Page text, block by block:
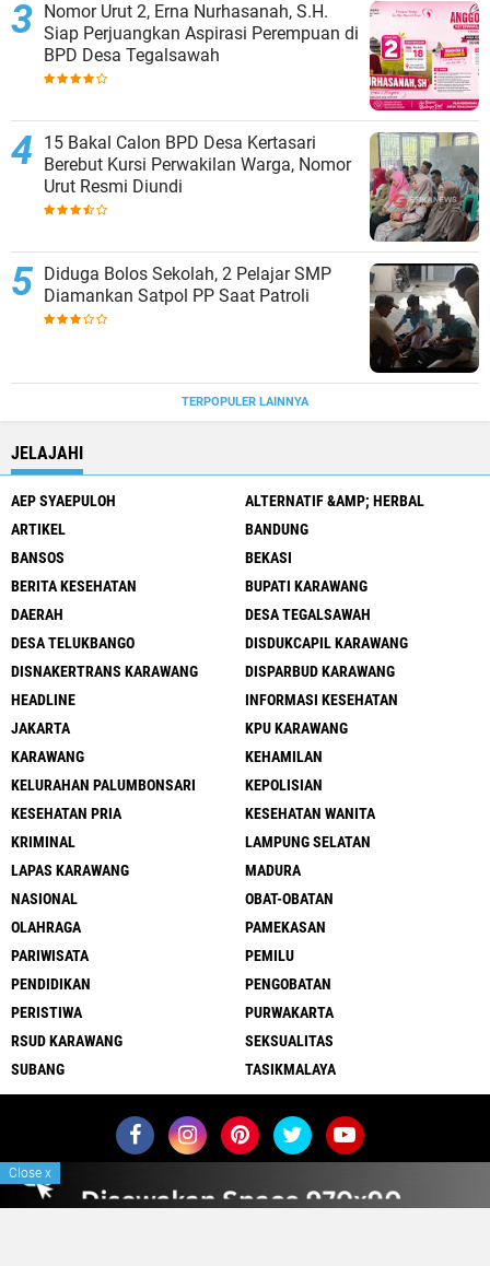
Nomor Urut 2, Erna Nurhasanah, S.H.
Siap Perjuangkan Aspirasi Perempuan di
BPD Desa Tegalsawah
15 Bakal Calon BPD Desa Kertasari
Berebut Kursi Perwakilan Warga, Nomor
Urut Resmi Diundi
Diduga Bolos Sekolah, 2 Pelajar SMP
Diamankan Satpol PP Saat Patroli
TERPOPULER LAINNYA
JELAJAHI
AEP SYAEPULOH
ALTERNATIF &AMP; HERBAL
ARTIKEL
BANDUNG
BANSOS
BEKASI
BERITA KESEHATAN
BUPATI KARAWANG
DAERAH
DESA TEGALSAWAH
DESA TELUKBANGO
DISDUKCAPIL KARAWANG
DISNAKERTRANS KARAWANG
DISPARBUD KARAWANG
HEADLINE
INFORMASI KESEHATAN
JAKARTA
KPU KARAWANG
KARAWANG
KEHAMILAN
KELURAHAN PALUMBONSARI
KEPOLISIAN
KESEHATAN PRIA
KESEHATAN WANITA
KRIMINAL
LAMPUNG SELATAN
LAPAS KARAWANG
MADURA
NASIONAL
OBAT-OBATAN
OLAHRAGA
PAMEKASAN
PARIWISATA
PEMILU
PENDIDIKAN
PENGOBATAN
PERISTIWA
PURWAKARTA
RSUD KARAWANG
SEKSUALITAS
SUBANG
TASIKMALAYA
Tentang Kami
Close x